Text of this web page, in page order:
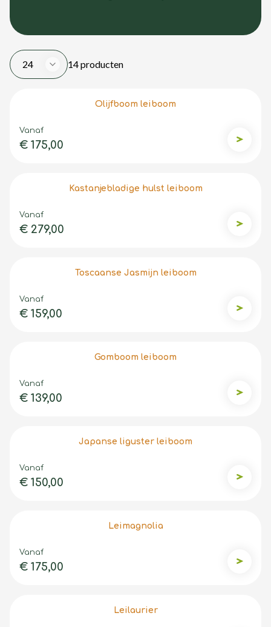
24 14 producten
Olijfboom leiboom
Vanaf
€ 175,00
Kastanjebladige hulst leiboom
Vanaf
€ 279,00
Toscaanse Jasmijn leiboom
Vanaf
€ 159,00
Gomboom leiboom
Vanaf
€ 139,00
Japanse liguster leiboom
Vanaf
€ 150,00
Leimagnolia
Vanaf
€ 175,00
Leilaurier